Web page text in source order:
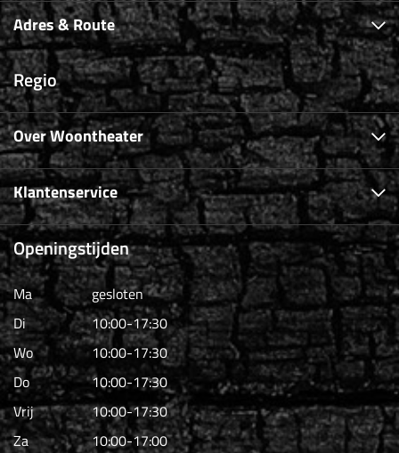
Adres & Route
Regio
Over Woontheater
Klantenservice
Openingstijden
Ma
gesloten
Di
10:00-17:30
Wo
10:00-17:30
Do
10:00-17:30
Vrij
10:00-17:30
Za
10:00-17:00